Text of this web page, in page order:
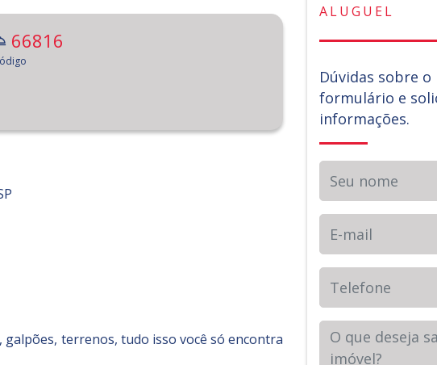
66816
terrenos, tudo isso você só encontra
ALUGUEL
Dúvidas sobre o
formulário e
informações.
Telefone
Sua Mensagem